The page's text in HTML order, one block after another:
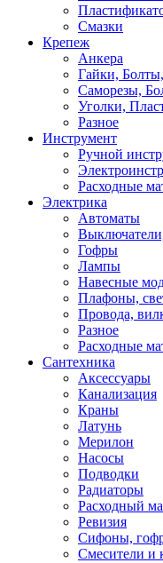
Смазки
Крепеж
Анкера
Гайки,
Саморезы,
Уголки,
Разное
Инструмент
Ручной
Расходные
Электрика
Автоматы
Гофры
Лампы
Навесные
Плафоны,
Провода,
Разное
Расходные
Сантехника
Аксессуары
Канализация
Краны
Латунь
Мерилон
Насосы
Подводки
Радиаторы
Расходный
Ревизия
Сифоны,
Смесители и